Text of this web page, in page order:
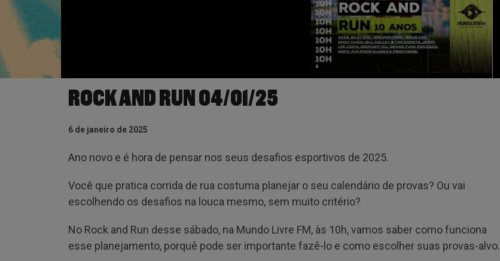
ROCK AND RUN 04/01/25
6 de janeiro de 2025
Ano novo e é hora de pensar nos seus desafios esportivos de 2025.
Você que pratica corrida de rua costuma planejar o seu calendário de provas? Ou vai
escolhendo os desafios na louca mesmo, sem muito critério?
No Rock and Run desse sábado, na Mundo Livre FM, às 10h, vamos saber como funciona
esse planejamento, porquê pode ser importante fazê-lo e como escolher suas provas-alvo.